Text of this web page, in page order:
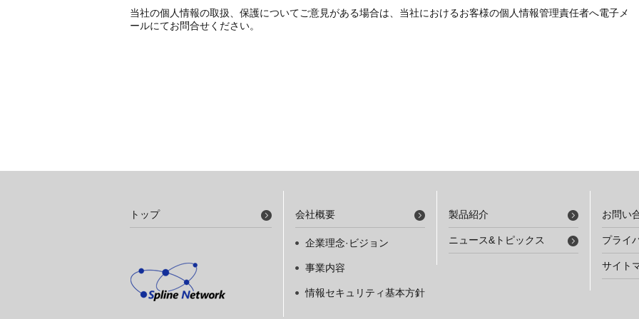
当社の個人情報の取扱、保護についてご意見がある場合は、当社におけるお客様の個人情報管理責任者へ電子メ
ールにてお問合せください。
トップ 会社概要
企業理念·ビジョン
事業内容
情報セキュリティ基本方針
製品紹介
ニュース&トピックス
お問い
プライ
サイト